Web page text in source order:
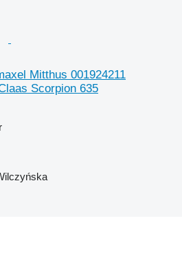
Mitthus 001924211
Scorpion 635